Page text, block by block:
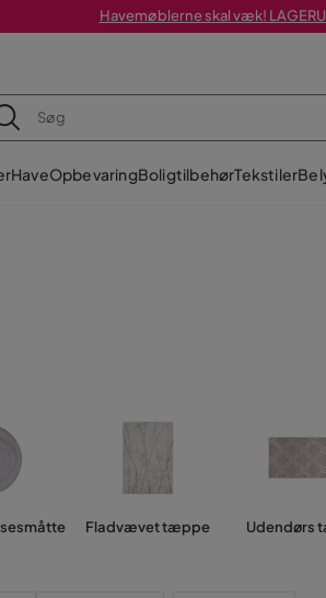
Havemøblerne skal væk!
HaveOpbevaringBoligtilbehørTekstiler
Fladvævet tæppe Udendørs